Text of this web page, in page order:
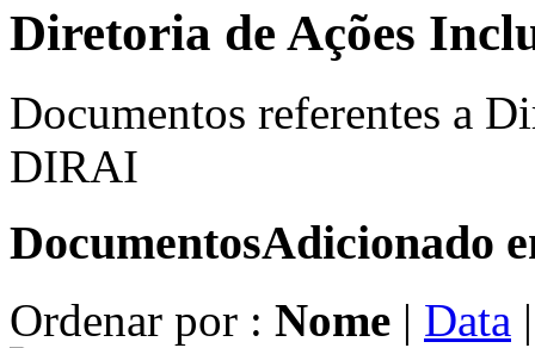
Diretoria de Ações
Documentos referentes a
DIRAI
DocumentosAdicionado
Ordenar por : Nome | Data